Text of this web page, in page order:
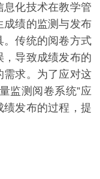
化技术在教学管
成绩的监测与发布
。传统的阅卷方式
导致成绩发布的
需求。为了应对这
监测阅卷系统”应
发布的过程，提